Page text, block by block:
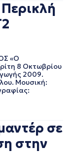
«Ο
8 Οκτωβρίου
2009.
Μουσική:
σε
στην